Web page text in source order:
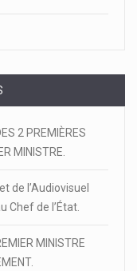
2 PREMIÈRES
MINISTRE.
de l’Audiovisuel
Chef de l’État.
MINISTRE